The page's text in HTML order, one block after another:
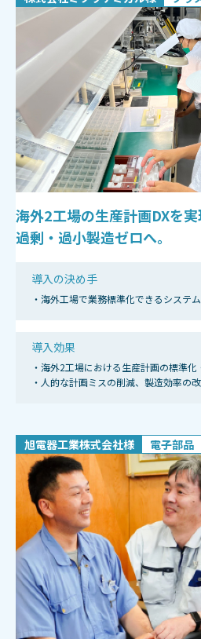
海外2工場の生産計画DXを
過剰・過小製造ゼロへ。
導入の決め手
・海外工場で業務標準化できるシステム
導入効果
・海外2工場における生産計画の標準化
・人的な計画ミスの削減、製造効率の
旭電器工業株式会社様 電子部品